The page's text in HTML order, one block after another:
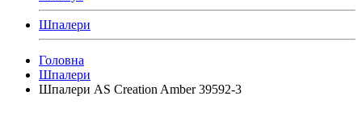
Шпалери
Головна
Шпалери
Шпалери AS Creation Amber 39592-3